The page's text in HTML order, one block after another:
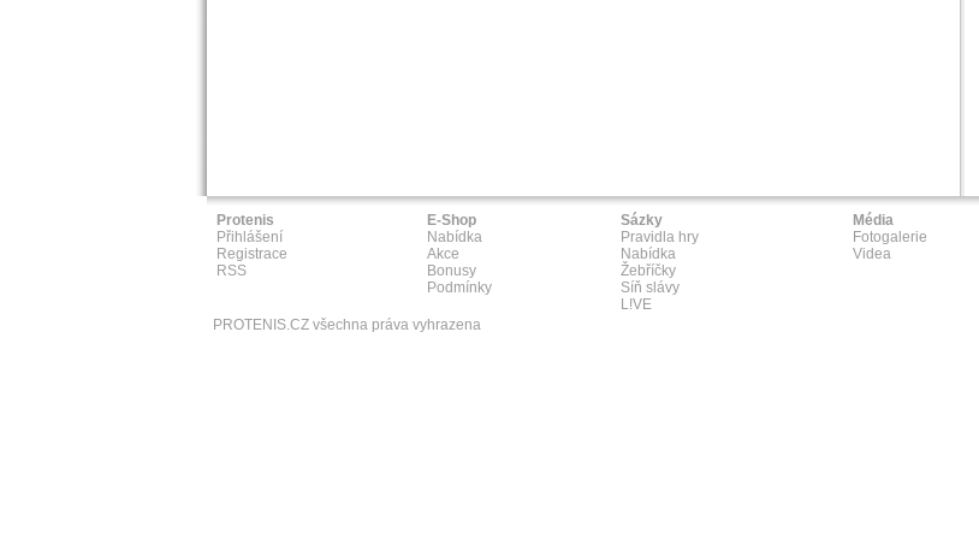
Protenis
Přihlášení
Registrace
RSS
E-Shop
Nabídka
Akce
Bonusy
Podmínky
Sázky
Pravidla hry
Nabídka
Žebříčky
Síň slávy
L!VE
Média
Fotogalerie
Videa
PROTENIS.CZ všechna práva vyhrazena